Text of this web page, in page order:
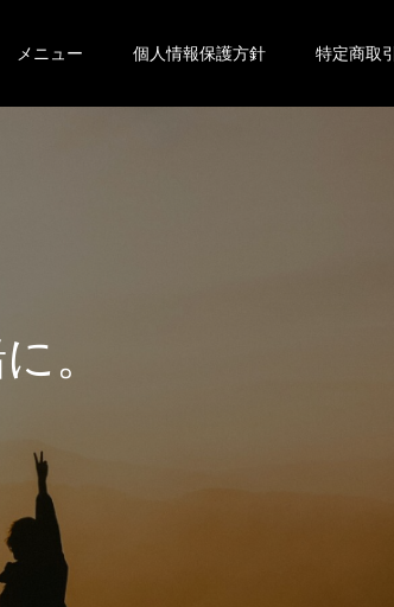
メニュー 個人情報保護方針 特定商取
に。